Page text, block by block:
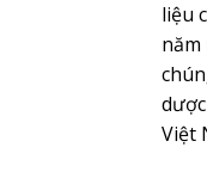
liệu
Việt